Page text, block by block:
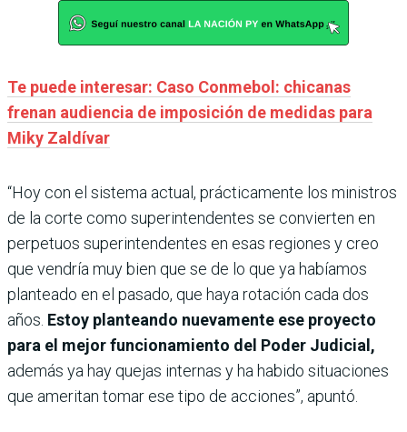
Te puede interesar: Caso Conmebol: chicanas
frenan audiencia de imposición de medidas para
Miky Zaldívar
“Hoy con el sistema actual, prácticamente los ministros
de la corte como superintendentes se convierten en
perpetuos superintendentes en esas regiones y creo
que vendría muy bien que se de lo que ya habíamos
planteado en el pasado, que haya rotación cada dos
años. Estoy planteando nuevamente ese proyecto
para el mejor funcionamiento del Poder Judicial,
además ya hay quejas internas y ha habido situaciones
que ameritan tomar ese tipo de acciones”, apuntó.